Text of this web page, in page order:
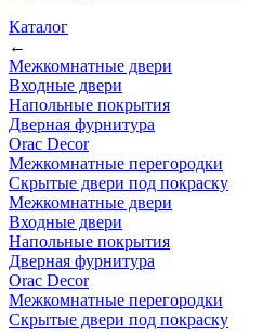
Каталог
←
Межкомнатные двери
Входные двери
Напольные покрытия
Дверная фурнитура
Orac Decor
Межкомнатные перегородки
Скрытые двери под покраскy
Межкомнатные двери
Входные двери
Напольные покрытия
Дверная фурнитура
Orac Decor
Межкомнатные перегородки
Скрытые двери под покраскy